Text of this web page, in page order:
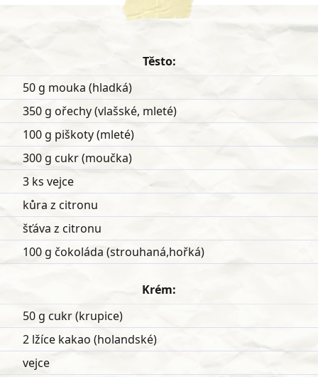
Těsto:
50 g mouka (hladká)
350 g ořechy (vlašské, mleté)
100 g piškoty (mleté)
300 g cukr (moučka)
3 ks vejce
kůra z citronu
šťáva z citronu
100 g čokoláda (strouhaná,hořká)
Krém:
50 g cukr (krupice)
2 lžíce kakao (holandské)
vejce